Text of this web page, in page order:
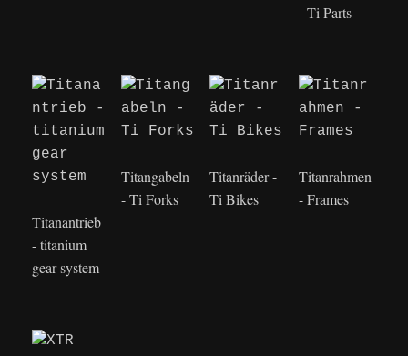
- Ti Parts
Titanantrieb
- titanium
gear system
Titangabeln
- Ti Forks
Titanräder -
Ti Bikes
Titanrahmen
- Frames